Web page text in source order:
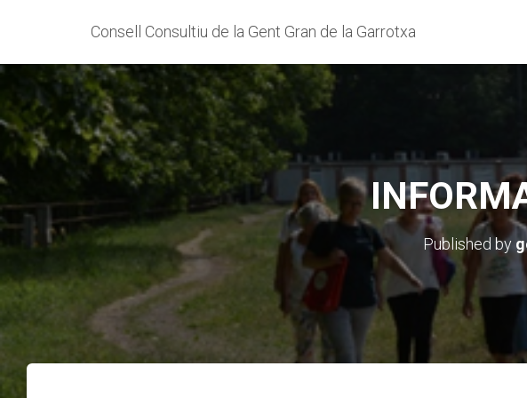
Consell Consultiu de la Gent Gran de la Garrotxa
Published by